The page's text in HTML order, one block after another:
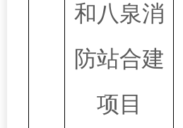
和八泉消
防站合建
项目